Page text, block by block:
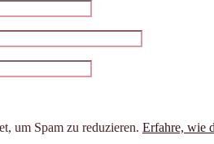
um Spam zu reduzieren. Erfahre, wie